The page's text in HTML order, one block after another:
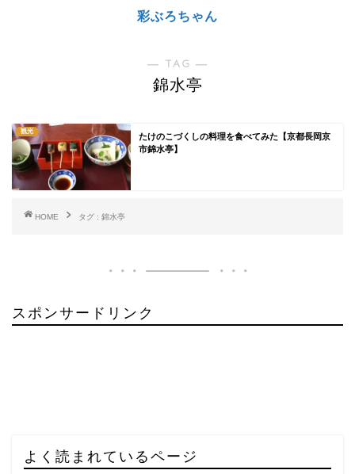
彩ぶろちゃん
― TAG ―
錦水亭
観光
たけのこづくしの料理を食べてみた【京都長岡京
市錦水亭】
HOME タグ : 錦水亭
スポンサードリンク
よく読まれているページ